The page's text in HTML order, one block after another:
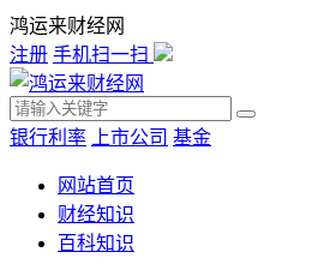
鸿运来财经网
注册 手机扫一扫
银行利率 上市公司 基金
网站首页
财经知识
百科知识